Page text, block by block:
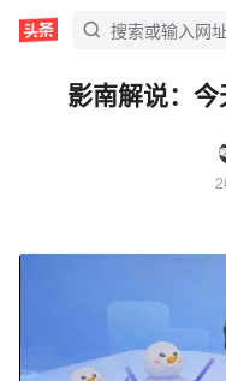
影南解说：今